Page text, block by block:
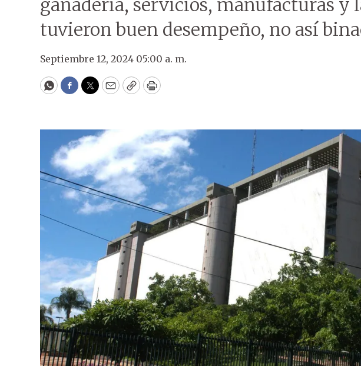
ganadería, servicios, manufacturas y
tuvieron buen desempeño, no así
Septiembre 12, 2024 05:00 a. m.
WhatsApp
Facebook
Twitter
EmailCopyPrint